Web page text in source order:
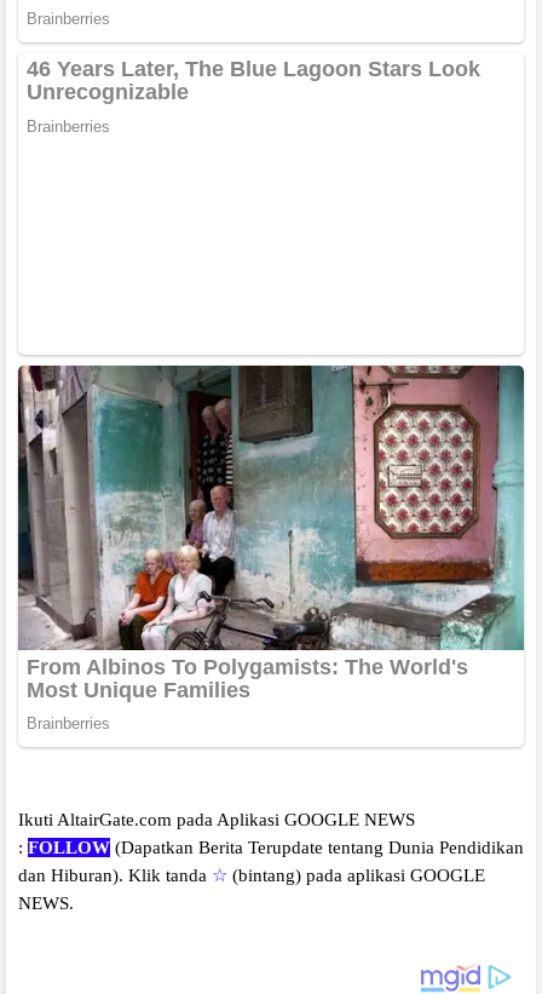
Ikuti AltairGate.com pada Aplikasi GOOGLE NEWS
: FOLLOW (Dapatkan Berita Terupdate tentang Dunia Pendidikan
dan Hiburan). Klik tanda ☆ (bintang) pada aplikasi GOOGLE
NEWS.